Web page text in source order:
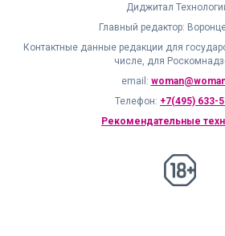
Диджитал
Главный редактор:
Контактные данные редакции для
числе, для
email:
Телефон: +7(495) 633-
Рекомендательные
18+